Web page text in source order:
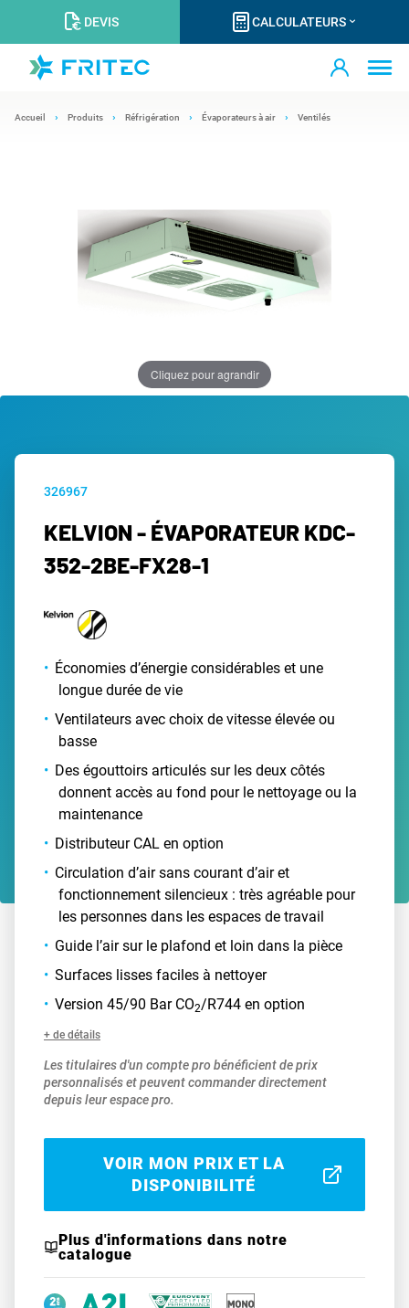
DEVIS CALCULATEURS
Accueil Produits Réfrigération Évaporateurs à air Ventilés
Cliquez pour agrandir
326967
KELVION - ÉVAPORATEUR KDC-
352-2BE-FX28-1
Économies d’énergie considérables et une
longue durée de vie
Ventilateurs avec choix de vitesse élevée ou
basse
Des égouttoirs articulés sur les deux côtés
donnent accès au fond pour le nettoyage ou la
maintenance
Distributeur CAL en option
Circulation d’air sans courant d’air et
fonctionnement silencieux : très agréable pour
les personnes dans les espaces de travail
Guide l’air sur le plafond et loin dans la pièce
Surfaces lisses faciles à nettoyer
Version 45/90 Bar CO2/R744 en option
+ de détails
Les titulaires d'un compte pro bénéficient de prix
personnalisés et peuvent commander directement
depuis leur espace pro.
VOIR MON PRIX ET LA
DISPONIBILITÉ
Plus d'informations dans notre
catalogue